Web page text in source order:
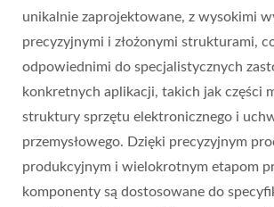
unikalnie zaprojektowane, z wysokimi
precyzyjnymi i złożonymi strukturami,
odpowiednimi do specjalistycznych
konkretnych aplikacji, takich jak części
struktury sprzętu elektronicznego i
przemysłowego. Dzięki precyzyjnym
produkcyjnym i wielokrotnym etapom
komponenty są dostosowane do